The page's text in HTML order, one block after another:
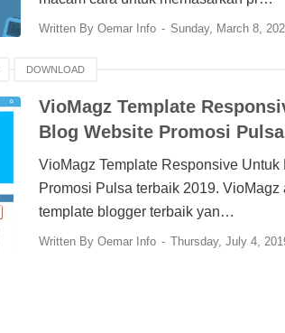
Written By Oemar Info Sunday, March 8,
DOWNLOAD
VioMagz Template
Blog Website Promosi Pulsa
VioMagz Template Responsive Untuk
Promosi Pulsa terbaik 2019. VioMagz
template blogger terbaik yan…
Written By Oemar Info Thursday, July 4,